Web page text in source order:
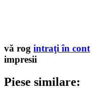
vă rog intraţi în cont
impresii
Piese similare: